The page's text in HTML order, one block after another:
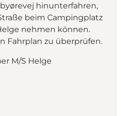
hinunterfahren,
beim Campingplatz
nehmen können.
Fahrplan zu überprüfen.
M/S Helge